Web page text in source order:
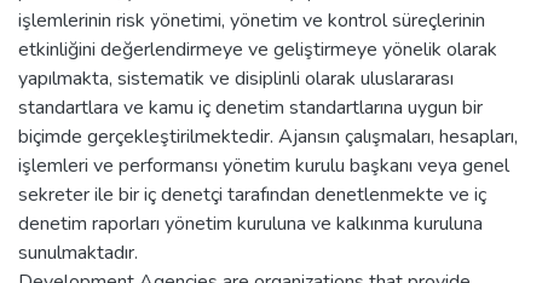
işlemlerinin risk yönetimi, yönetim ve kontrol süreçlerinin
etkinliğini değerlendirmeye ve geliştirmeye yönelik olarak
yapılmakta, sistematik ve disiplinli olarak uluslararası
standartlara ve kamu iç denetim standartlarına uygun bir
biçimde gerçekleştirilmektedir. Ajansın çalışmaları, hesapları,
işlemleri ve performansı yönetim kurulu başkanı veya genel
sekreter ile bir iç denetçi tarafından denetlenmekte ve iç
denetim raporları yönetim kuruluna ve kalkınma kuruluna
sunulmaktadır.